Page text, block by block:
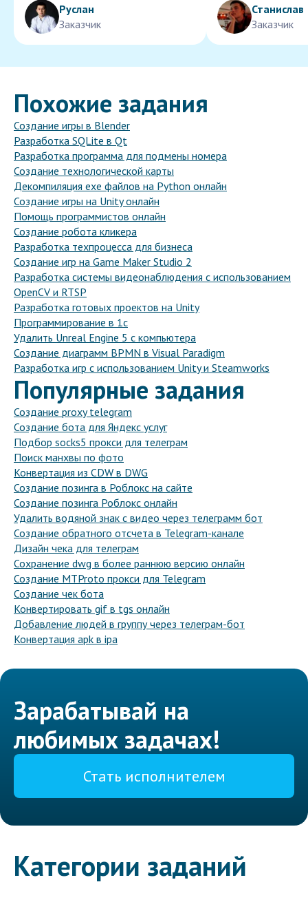
Руслан
Заказчик
Станислав
Заказчик
Похожие задания
Создание игры в Blender
Разработка SQLite в Qt
Разработка программа для подмены номера
Создание технологической карты
Декомпиляция exe файлов на Python онлайн
Создание игры на Unity онлайн
Помощь программистов онлайн
Создание робота кликера
Разработка техпроцесса для бизнеса
Создание игр на Game Maker Studio 2
Разработка системы видеонаблюдения с использованием
OpenCV и RTSP
Разработка готовых проектов на Unity
Программирование в 1с
Удалить Unreal Engine 5 с компьютера
Создание диаграмм BPMN в Visual Paradigm
Разработка игр с использованием Unity и Steamworks
Популярные задания
Создание proxy telegram
Создание бота для Яндекс услуг
Подбор socks5 прокси для телеграм
Поиск манхвы по фото
Конвертация из CDW в DWG
Создание позинга в Роблокс на сайте
Создание позинга Роблокс онлайн
Удалить водяной знак с видео через телеграмм бот
Создание обратного отсчета в Telegram-канале
Дизайн чека для телеграм
Сохранение dwg в более раннюю версию онлайн
Создание MTProto прокси для Telegram
Создание чек бота
Конвертировать gif в tgs онлайн
Добавление людей в группу через телеграм-бот
Конвертация apk в ipa
Зарабатывай на
любимых задачах!
Стать исполнителем
Категории заданий